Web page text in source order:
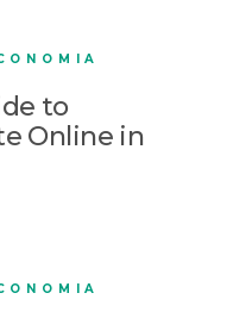
to
Online in